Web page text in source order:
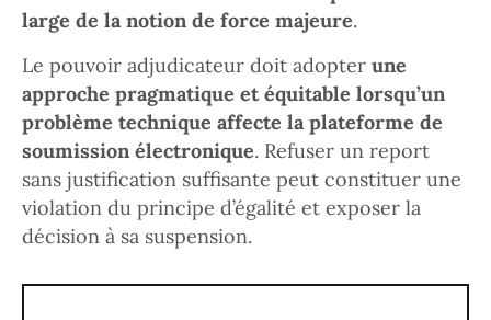
large de la notion de force majeure.
Le pouvoir adjudicateur doit adopter une
approche pragmatique et équitable lorsqu’un
problème technique affecte la plateforme de
soumission électronique. Refuser un report
sans justification suffisante peut constituer une
violation du principe d’égalité et exposer la
décision à sa suspension.